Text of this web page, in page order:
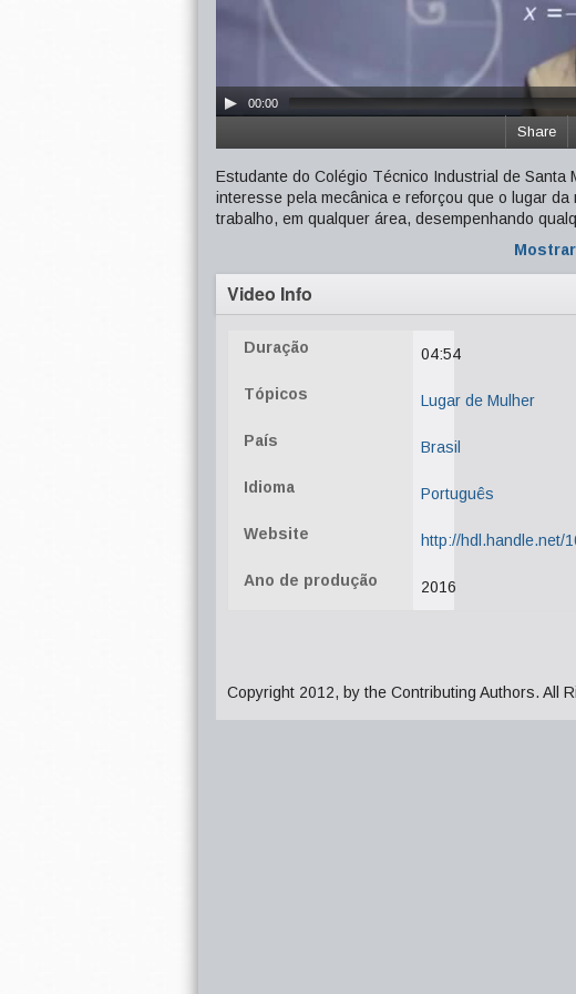
00:00
Share
Estudante do Colégio Técnico Industrial de Santa
interesse pela mecânica e reforçou que o lugar
trabalho, em qualquer área, desempenhando
Video Info
Duração 04:54
Tópicos Lugar de Mulher
País Brasil
Idioma Português
Website http://hdl.handle.net/
Ano de produção 2016
Copyright 2012, by the Contributing Authors. All